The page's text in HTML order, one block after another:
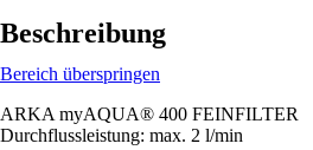
Beschreibung
Bereich überspringen
ARKA myAQUA® 400 FEINFILTER
Durchflussleistung: max. 2 l/min